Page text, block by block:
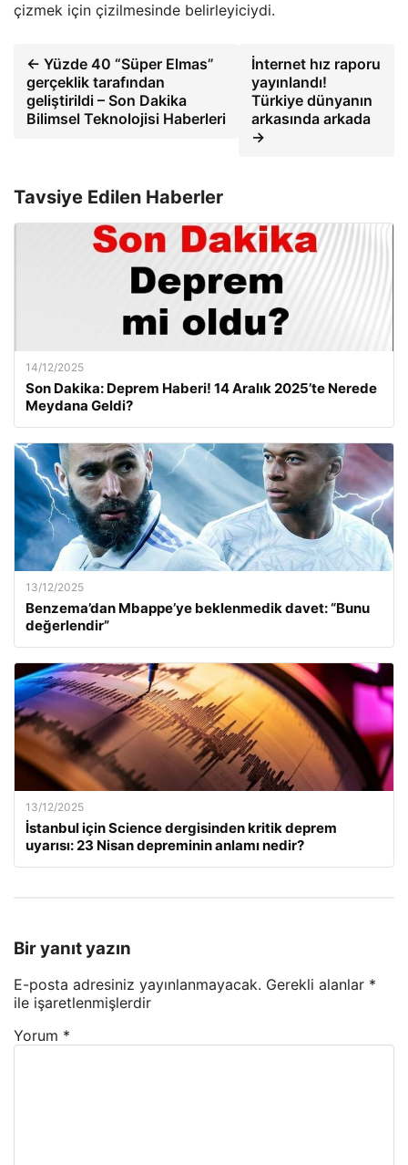
çizmek için çizilmesinde belirleyiciydi.
← Yüzde 40 “Süper Elmas”
gerçeklik tarafından
geliştirildi – Son Dakika
Bilimsel Teknolojisi Haberleri
İnternet hız raporu
yayınlandı!
Türkiye dünyanın
arkasında arkada
→
Tavsiye Edilen Haberler
14/12/2025
Son Dakika: Deprem Haberi! 14 Aralık 2025’te Nerede
Meydana Geldi?
13/12/2025
Benzema’dan Mbappe’ye beklenmedik davet: “Bunu
değerlendir”
13/12/2025
İstanbul için Science dergisinden kritik deprem
uyarısı: 23 Nisan depreminin anlamı nedir?
Bir yanıt yazın
E-posta adresiniz yayınlanmayacak. Gerekli alanlar *
ile işaretlenmişlerdir
Yorum *